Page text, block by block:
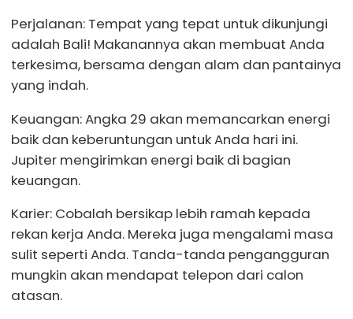
Perjalanan: Tempat yang tepat untuk dikunjungi
adalah Bali! Makanannya akan membuat Anda
terkesima, bersama dengan alam dan pantainya
yang indah.
Keuangan: Angka 29 akan memancarkan energi
baik dan keberuntungan untuk Anda hari ini.
Jupiter mengirimkan energi baik di bagian
keuangan.
Karier: Cobalah bersikap lebih ramah kepada
rekan kerja Anda. Mereka juga mengalami masa
sulit seperti Anda. Tanda-tanda pengangguran
mungkin akan mendapat telepon dari calon
atasan.